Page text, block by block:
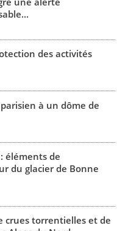
des activités
à un dôme de
éléments de
du glacier de Bonne
crues torrentielles et de